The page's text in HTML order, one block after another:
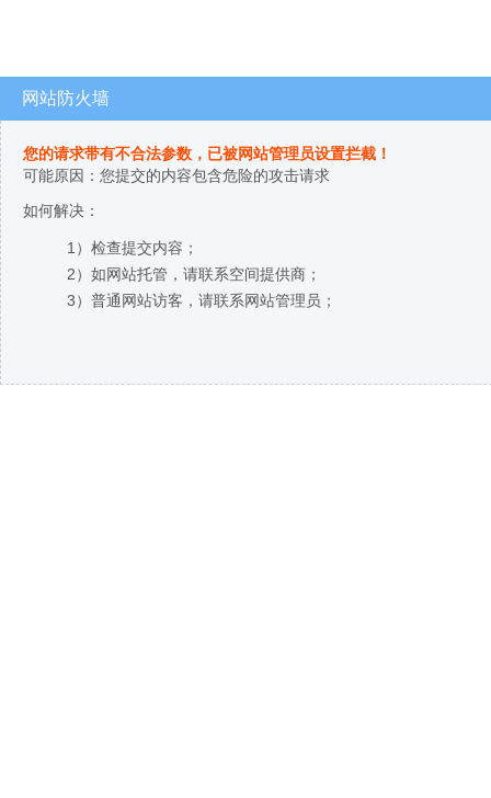
网站防火墙
您的请求带有不合法参数，已被网站管理员设置拦截！
可能原因：您提交的内容包含危险的攻击请求
如何解决：
1）检查提交内容；
2）如网站托管，请联系空间提供商；
3）普通网站访客，请联系网站管理员；